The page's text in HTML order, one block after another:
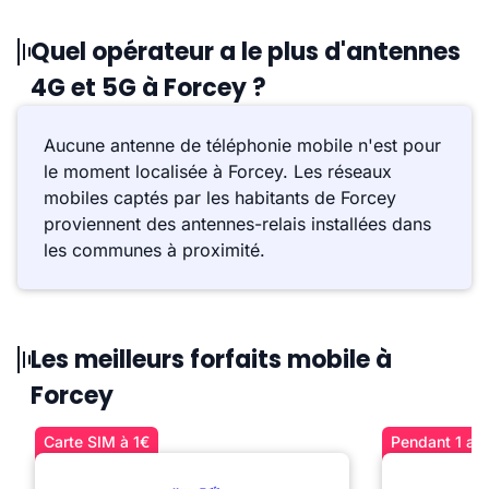
Quel opérateur a le plus d'antennes
4G et 5G à Forcey ?
Aucune antenne de téléphonie mobile n'est pour
le moment localisée à Forcey. Les réseaux
mobiles captés par les habitants de Forcey
proviennent des antennes-relais installées dans
les communes à proximité.
Les meilleurs forfaits mobile à
Forcey
Carte SIM à 1€ Pendant 1